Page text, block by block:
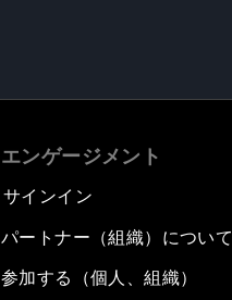
エンゲージメント
サインイン
パートナー（組織）につい
参加する（個人、組織）